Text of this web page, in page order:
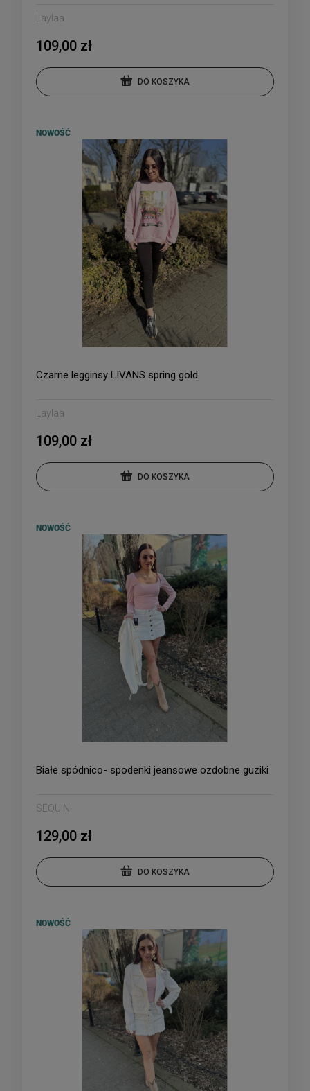
Laylaa
109,00 zł
DO KOSZYKA
Czarne legginsy LIVANS spring gold
Laylaa
109,00 zł
DO KOSZYKA
NOWOŚĆ
Białe spódnico- spodenki jeansowe ozdobne guziki
SEQUIN
129,00 zł
DO KOSZYKA
NOWOŚĆ
NOWOŚĆ